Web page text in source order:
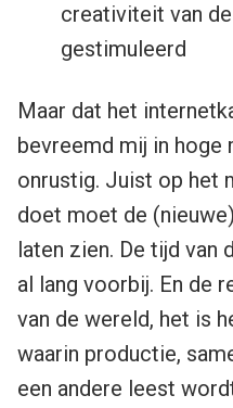
creativiteit van
gestimuleerd
Maar dat het
bevreemd mij in hoge
onrustig. Juist op het
doet moet de
laten zien. De tijd van
al lang voorbij. En de
van de wereld, het is
waarin productie,
een andere leest